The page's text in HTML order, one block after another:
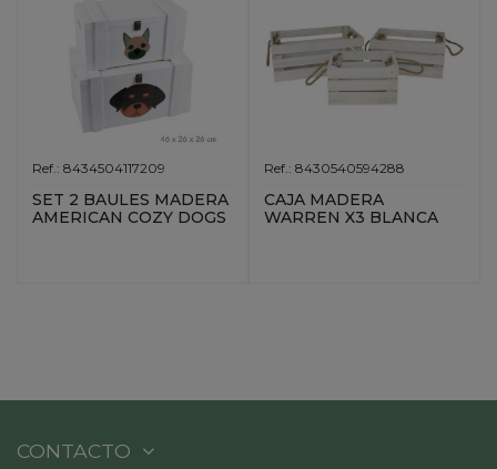
Ref.: 8434504117209
SET 2 BAULES MADERA
AMERICAN COZY DOGS
Ref.: 8430540594288
CAJA MADERA
WARREN X3 BLANCA
CONTACTO